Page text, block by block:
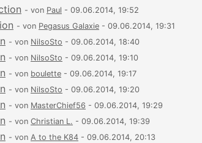
- von Paul - 09.06.2014, 19:52
- von Pegasus Galaxie - 09.06.2014, 19:31
- von NilsoSto - 09.06.2014, 18:40
- von NilsoSto - 09.06.2014, 19:10
- von boulette - 09.06.2014, 19:17
- von NilsoSto - 09.06.2014, 19:20
- von MasterChief56 - 09.06.2014, 19:29
- von Christian L. - 09.06.2014, 19:39
- von A to the K84 - 09.06.2014, 20:13